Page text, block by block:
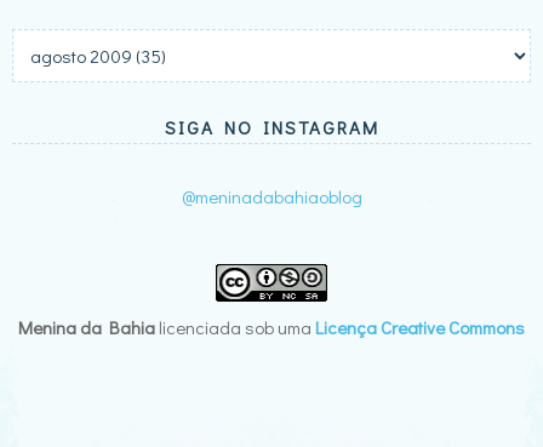
SIGA NO INSTAGRAM
@meninadabahiaoblog
Menina da Bahia licenciada sob uma Licença Creative Commons